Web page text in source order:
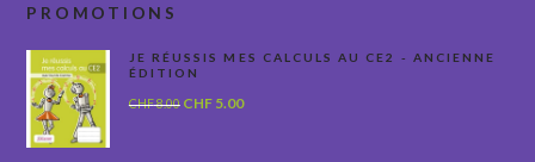
PROMOTIONS
JE RÉUSSIS MES CALCULS AU CE2 - ANCIENNE
ÉDITION
CHF8.00 Le
CHF5.00Le